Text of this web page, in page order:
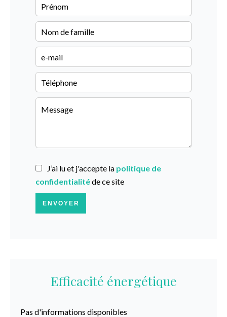
J’ai lu et j'accepte la politique de
confidentialitéde ce site
ENVOYER
Efficacité énergétique
Pas d'informations disponibles